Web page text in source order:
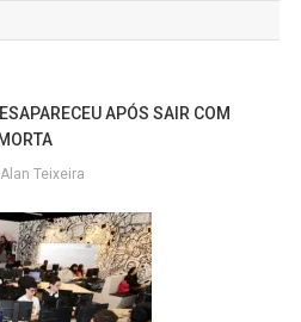
APÓS SAIR COM
Alan Teixeira